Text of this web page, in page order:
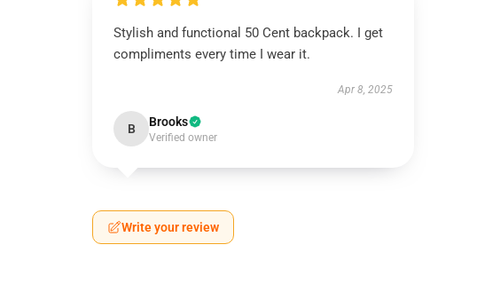
Stylish and functional 50 Cent backpack. I get
compliments every time I wear it.
Apr 8, 2025
B Brooks
Verified owner
Write your review